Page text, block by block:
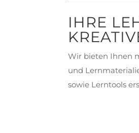
IHRE
Wir bieten Ihnen
und
sowie Lerntools